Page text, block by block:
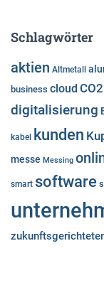
Schlagwörter
aktien Altmetall
business cloud CO2
digitalisierung
kabel kunden
messe Messing
smart software